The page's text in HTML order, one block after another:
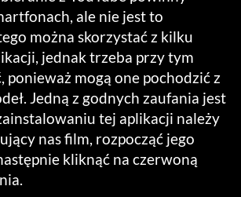
ale nie jest to
można skorzystać z kilku
jednak trzeba przy tym
ponieważ mogą one pochodzić z
Jedną z godnych zaufania jest
tej aplikacji należy
nas film, rozpocząć jego
kliknąć na czerwoną